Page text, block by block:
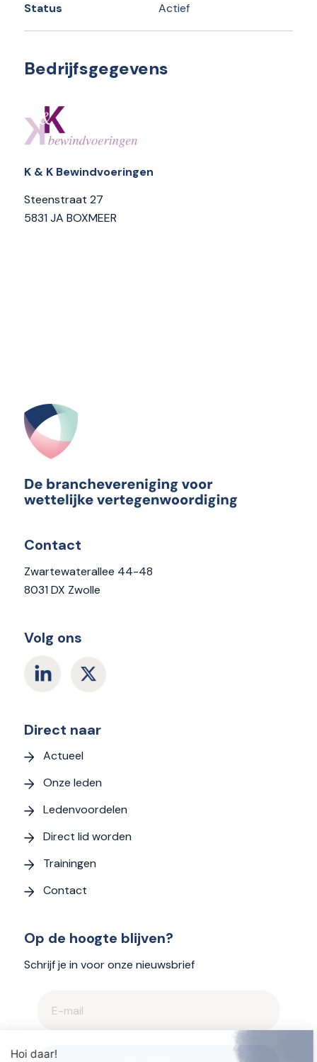
Status Actief
Bedrijfsgegevens
K & K Bewindvoeringen
Steenstraat 27
5831 JA BOXMEER
Contact
Zwartewaterallee 44-48
8031 DX Zwolle
Volg ons
Direct naar
Actueel
Onze leden
Ledenvoordelen
Direct lid worden
Trainingen
Contact
Op de hoogte blijven?
Schrijf je in voor onze nieuwsbrief